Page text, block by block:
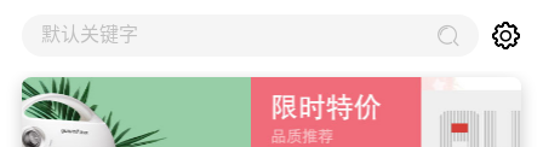
默认关键字